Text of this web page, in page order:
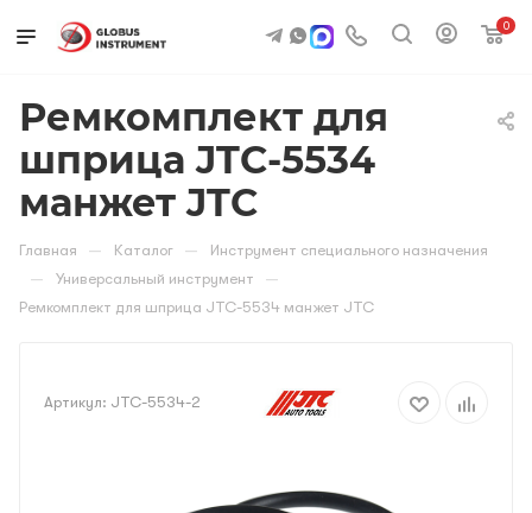
0
Ремкомплект для
шприца JTC-5534
манжет JTC
Главная — Каталог — Инструмент специального назначения
— Универсальный инструмент —
Ремкомплект для шприца JTC-5534 манжет JTC
Артикул: JTC-5534-2